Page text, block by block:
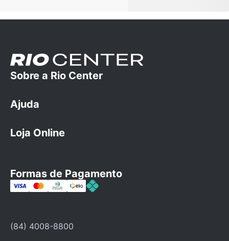
Sobre a Rio Center
A empresa
Cartão Rio Center
Ajuda
Dúvidas Frequentes
Loja Online
Categorias
Ofertas
Política de privacidade
Formas de Pagamento
(84) 4008-8800